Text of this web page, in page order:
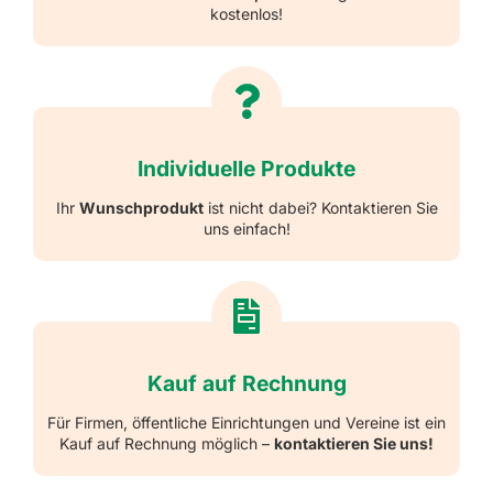
kostenlos!
Individuelle Produkte
Ihr Wunschproduktist nicht dabei? Kontaktieren Sie
uns einfach!
Kauf auf Rechnung
Für Firmen, öffentliche Einrichtungen und Vereine ist ein
Kauf auf Rechnung möglich – kontaktieren Sie uns!